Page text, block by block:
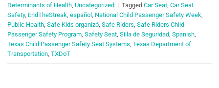
Determinants of Health, Uncategorized | Tagged Car Seat, Car Seat
Safety, EndTheStreak, español , National Child Passenger Safety Week,
Public Health, Safe Kids organizó, Safe Riders, Safe Riders Child
Passenger Safety Program, Safety Seat, Silla de Seguridad, Spanish,
Texas Child Passenger Safety Seat Systems, Texas Department of
Transportation, TXDoT